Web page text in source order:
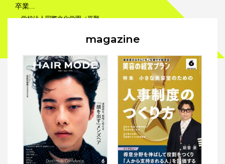
卒業...
学校法人国際文化学園（平野
門学校渋谷校（荘司礼子校長）
卒業式
magazine